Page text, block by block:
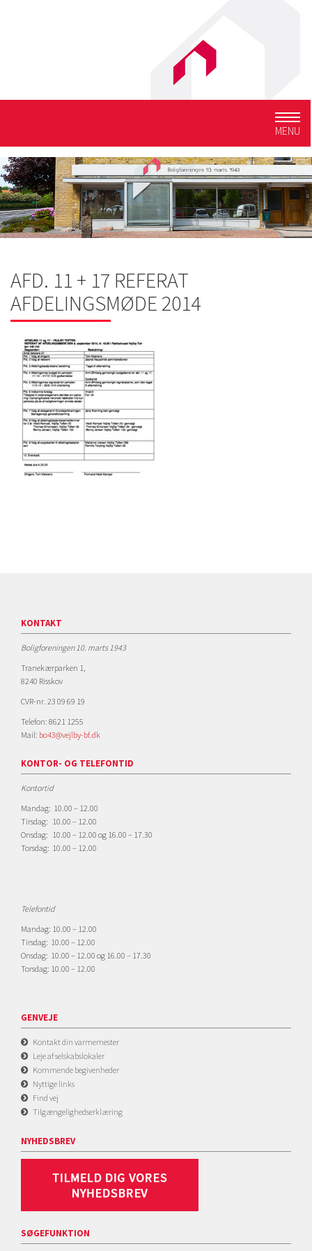
MENU
AFD. 11 + 17 REFERAT
AFDELINGSMØDE 2014
KONTAKT
Boligforeningen 10. marts 1943
Tranekærparken 1,
8240 Risskov
CVR-nr. 23 09 69 19
Telefon: 8621 1255
Mail: bo43@vejlby-bf.dk
KONTOR- OG TELEFONTID
Kontortid
Mandag: 10.00 – 12.00
Tirsdag: 10.00 – 12.00
Onsdag: 10.00 – 12.00 og 16.00 – 17.30
Torsdag: 10.00 – 12.00
Telefontid
Mandag: 10.00 – 12.00
Tirsdag: 10.00 – 12.00
Onsdag: 10.00 – 12.00 og 16.00 – 17.30
Torsdag: 10.00 – 12.00
GENVEJE
Kontakt din varmemester
Leje af selskabslokaler
Kommende begivenheder
Nyttige links
Find vej
Tilgængelighedserklæring
NYHEDSBREV
SØGEFUNKTION